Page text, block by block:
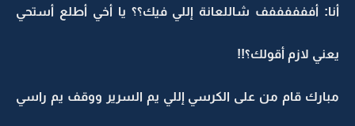
أنا: أففففففف شاللعانة إللي فيك؟؟ يا أخي أطلع أستحي
يعني لازم أقولك؟!!
مبارك قام من على الكرسي إللي يم السرير ووقف يم راسي